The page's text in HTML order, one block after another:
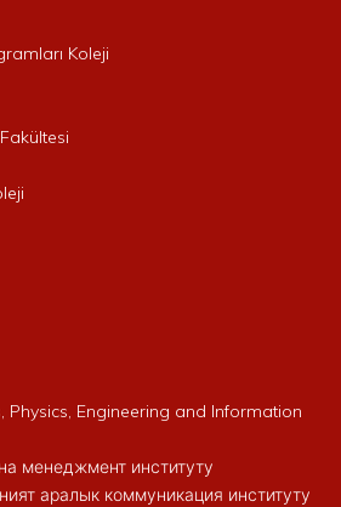
Koleji
Physics, Engineering and Information
менеджмент институту
аралык коммуникация институту